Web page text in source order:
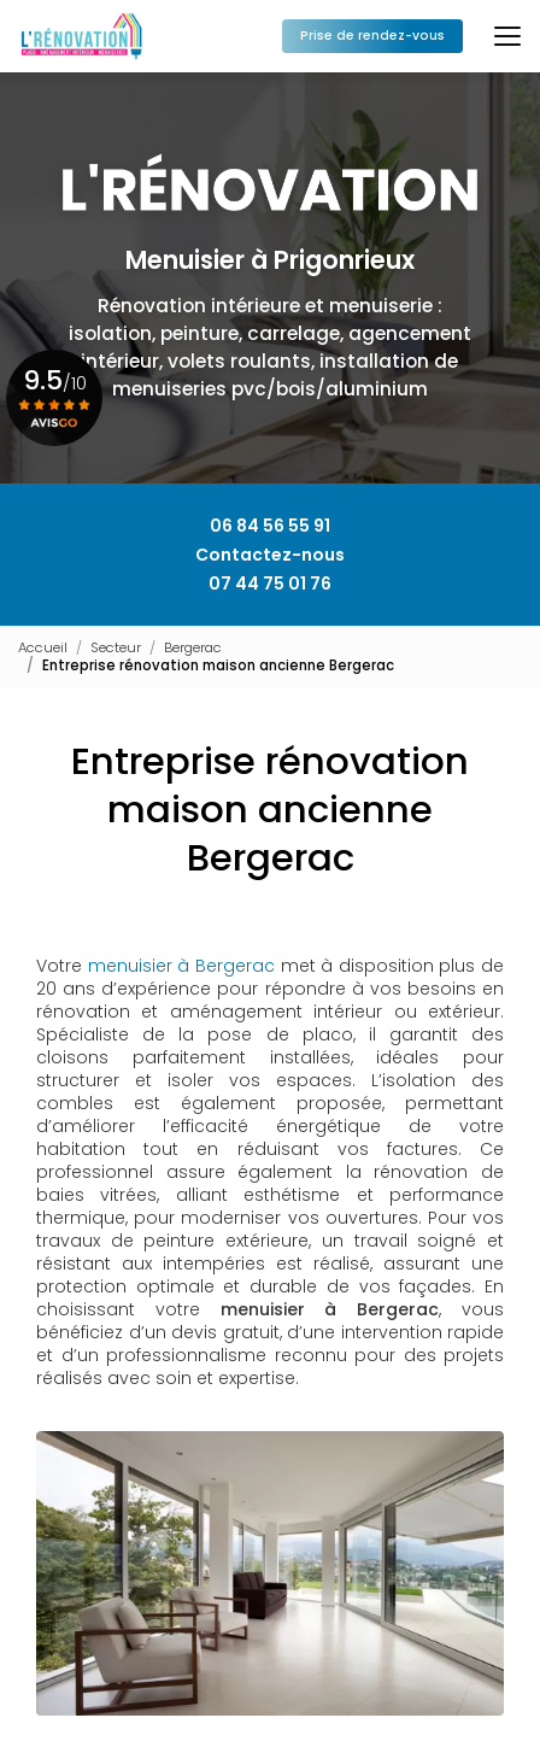
au
contenu
principal
Prise de rendez-vous
Menuisier à Prigonrieux
Rénovation intérieure et menuiserie :
isolation, peinture, carrelage, agencement
intérieur, volets roulants, installation de
menuiseries pvc/bois/aluminium
06 84 56 55 91
Contactez-nous
07 44 75 01 76
9.5/10
Accueil Secteur
Bergerac
Entreprise rénovation maison ancienne Bergerac
Entreprise rénovation
maison ancienne
Bergerac
Votre menuisier à Bergerac met à disposition plus de
20 ans d’expérience pour répondre à vos besoins en
rénovation et aménagement intérieur ou extérieur.
Spécialiste de la pose de placo, il garantit des
cloisons parfaitement installées, idéales pour
structurer et isoler vos espaces. L’isolation des
combles est également proposée, permettant
d’améliorer l’efficacité énergétique de votre
habitation tout en réduisant vos factures. Ce
professionnel assure également la rénovation de
baies vitrées, alliant esthétisme et performance
thermique, pour moderniser vos ouvertures. Pour vos
travaux de peinture extérieure, un travail soigné et
résistant aux intempéries est réalisé, assurant une
protection optimale et durable de vos façades. En
choisissant votre menuisier à Bergerac, vous
bénéficiez d’un devis gratuit, d’une intervention rapide
et d’un professionnalisme reconnu pour des projets
réalisés avec soin et expertise.